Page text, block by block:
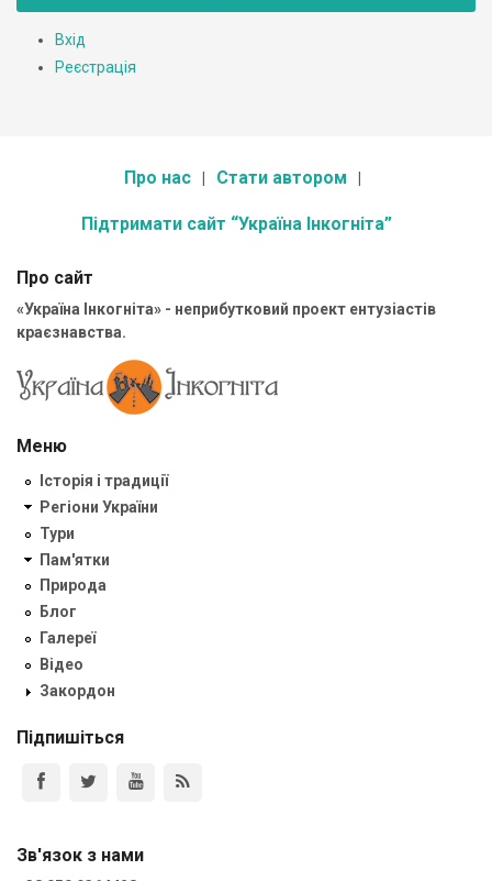
Вхід
Реєстрація
Про нас Стати автором
Підтримати сайт “Україна Інкогніта”
Про сайт
«Україна Інкогніта» - неприбутковий проект ентузіастів
краєзнавства.
Меню
Історія і традиції
Регіони України
Тури
Пам'ятки
Природа
Блог
Галереї
Відео
Закордон
Підпишіться
Зв'язок з нами